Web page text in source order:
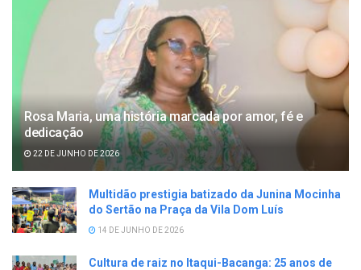
Rosa Maria, uma história marcada por amor, fé e
dedicação
22 DE JUNHO DE 2026
Multidão prestigia batizado da Junina Mocinha
do Sertão na Praça da Vila Dom Luís
14 DE JUNHO DE 2026
Cultura de raiz no Itaqui-Bacanga: 25 anos de